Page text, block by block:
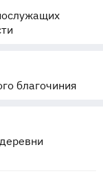
благочиния